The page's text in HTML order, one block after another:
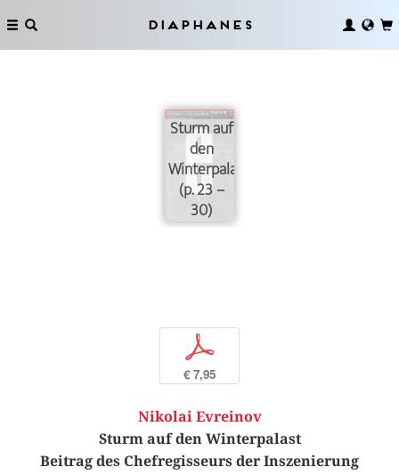
Diaphanes
Sturm auf
den
Winterpalast
(p. 23 –
30)
p
€ 7,95
Nikolai Evreinov
Sturm auf den Winterpalast
Beitrag des Chefregisseurs der Inszenierung